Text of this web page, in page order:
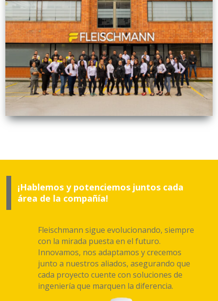
¡Hablemos y potenciemos juntos cada
área de la compañía!
Fleischmann sigue evolucionando, siempre
con la mirada puesta en el futuro.
Innovamos, nos adaptamos y crecemos
junto a nuestros aliados, asegurando que
cada proyecto cuente con soluciones de
ingeniería que marquen la diferencia.